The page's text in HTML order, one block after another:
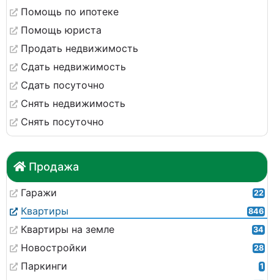
Помощь по ипотеке
Помощь юриста
Продать недвижимость
Сдать недвижимость
Сдать посуточно
Снять недвижимость
Снять посуточно
Продажа
Гаражи 22
Квартиры 846
Квартиры на земле 34
Новостройки 28
Паркинги 1